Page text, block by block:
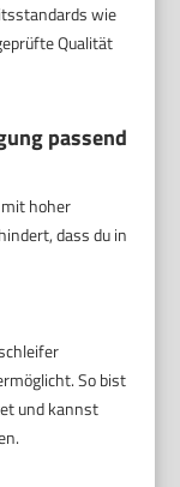
wie
Qualität
passend
mit hoher
dass du in
So bist
und kannst